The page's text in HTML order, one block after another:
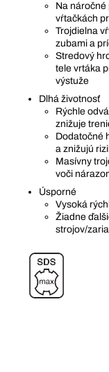
Na náročné
vŕtačkách
Trojdielna
zubami a
Stredový
tele vrtáka
výstuže
Dlhá životnosť
Rýchle
znižuje
Dodatočné
a znižujú
Masívny
voči
Úsporné
Vysoká
Žiadne
strojov/